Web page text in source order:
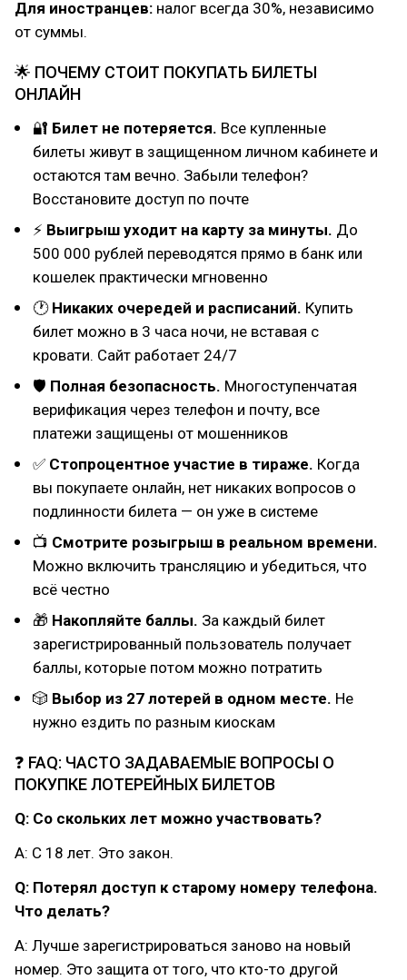
Для иностранцев: налог всегда 30%, независимо
от суммы.
🌟 ПОЧЕМУ СТОИТ ПОКУПАТЬ БИЛЕТЫ
ОНЛАЙН
🔐 Билет не потеряется. Все купленные
билеты живут в защищенном личном кабинете и
остаются там вечно. Забыли телефон?
Восстановите доступ по почте
⚡ Выигрыш уходит на карту за минуты. До
500 000 рублей переводятся прямо в банк или
кошелек практически мгновенно
🕐 Никаких очередей и расписаний. Купить
билет можно в 3 часа ночи, не вставая с
кровати. Сайт работает 24/7
🛡 Полная безопасность. Многоступенчатая
верификация через телефон и почту, все
платежи защищены от мошенников
✅ Стопроцентное участие в тираже. Когда
вы покупаете онлайн, нет никаких вопросов о
подлинности билета — он уже в системе
📺 Смотрите розыгрыш в реальном времени.
Можно включить трансляцию и убедиться, что
всё честно
🎁 Накопляйте баллы. За каждый билет
зарегистрированный пользователь получает
баллы, которые потом можно потратить
🎲 Выбор из 27 лотерей в одном месте. Не
нужно ездить по разным киоскам
❓ FAQ: ЧАСТО ЗАДАВАЕМЫЕ ВОПРОСЫ О
ПОКУПКЕ ЛОТЕРЕЙНЫХ БИЛЕТОВ
Q: Со скольких лет можно участвовать?
A: С 18 лет. Это закон.
Q: Потерял доступ к старому номеру телефона.
Что делать?
A: Лучше зарегистрироваться заново на новый
номер. Это защита от того, что кто-то другой